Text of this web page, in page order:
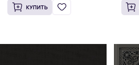
КУПИТЬ